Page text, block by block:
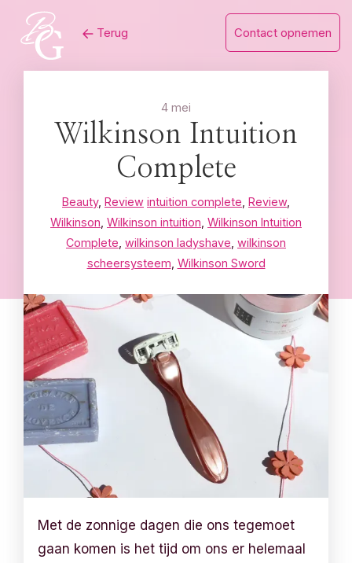
content
Terug Contact opnemen
4 mei
Wilkinson Intuition
Complete
Beauty, Review intuition complete Review,
Wilkinson Wilkinson intuition Wilkinson Intuition
Complete wilkinson ladyshave wilkinson
scheersysteem Wilkinson Sword
Met de zonnige dagen die ons tegemoet
gaan komen is het tijd om ons er helemaal